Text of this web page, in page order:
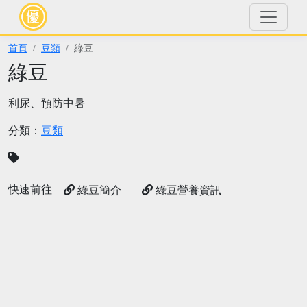
首頁 豆類 綠豆
綠豆
利尿、預防中暑
分類： 豆類
快速前往 綠豆簡介 綠豆營養資訊